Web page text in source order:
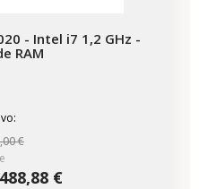
- Intel i7 1,2 GHz -
RAM
€
488,88 €